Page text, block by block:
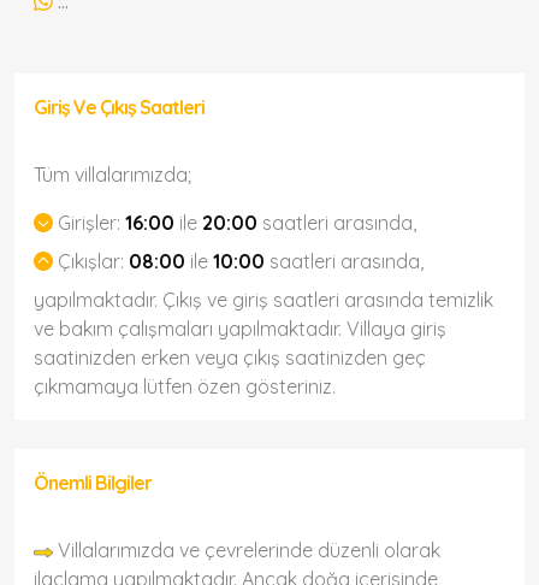
Giriş Ve Çıkış Saatleri
Tüm villalarımızda;
Girişler: 16:00 ile 20:00 saatleri arasında,
Çıkışlar: 08:00 ile 10:00 saatleri arasında,
yapılmaktadır. Çıkış ve giriş saatleri arasında temizlik
ve bakım çalışmaları yapılmaktadır. Villaya giriş
saatinizden erken veya çıkış saatinizden geç
çıkmamaya lütfen özen gösteriniz.
Önemli Bilgiler
Villalarımızda ve çevrelerinde düzenli olarak
ilaçlama yapılmaktadır. Ancak doğa içerisinde